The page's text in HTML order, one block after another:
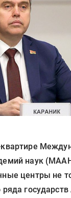
наук
центры не
государств